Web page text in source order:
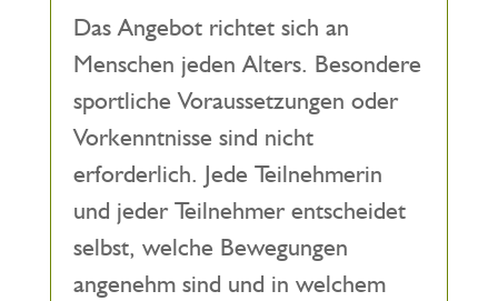
Das Angebot richtet sich an
Menschen jeden Alters. Besondere
sportliche Voraussetzungen oder
Vorkenntnisse sind nicht
erforderlich. Jede Teilnehmerin
und jeder Teilnehmer entscheidet
selbst, welche Bewegungen
angenehm sind und in welchem